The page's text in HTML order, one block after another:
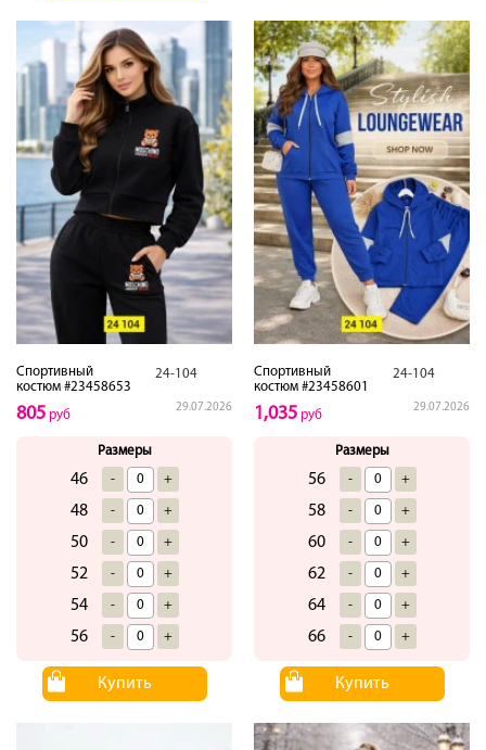
Спортивный
костюм #23458653
24-104
29.07.2026
805 руб
Размеры
46 - +
48 - +
50 - +
52 - +
54 - +
56 - +
Купить
Спортивный
костюм #23458601
24-104
29.07.2026
1,035 руб
Размеры
56 - +
58 - +
60 - +
62 - +
64 - +
66 - +
Купить